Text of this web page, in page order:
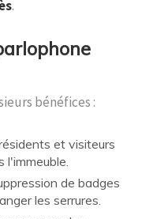
.
bénéfices :
et visiteurs
l'immeuble.
de badges
les serrures.